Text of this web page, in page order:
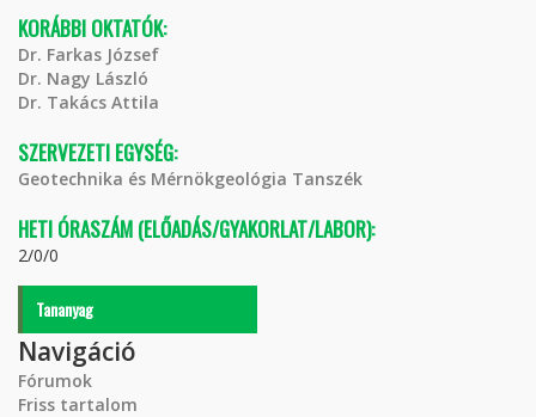
KORÁBBI OKTATÓK:
Dr. Farkas József
Dr. Nagy László
Dr. Takács Attila
SZERVEZETI EGYSÉG:
Geotechnika és Mérnökgeológia Tanszék
HETI ÓRASZÁM (ELŐADÁS/GYAKORLAT/LABOR):
2/0/0
Tananyag
Navigáció
Fórumok
Friss tartalom